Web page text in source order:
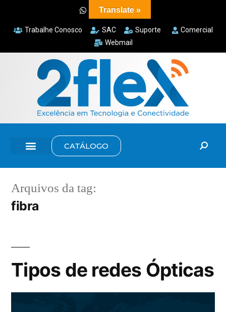
Trabalhe Conosco SAC Suporte
Comercial
Webmail
CATÁLOGO
Arquivos da tag:
fibra
Tipos de redes Ópticas
Translate »